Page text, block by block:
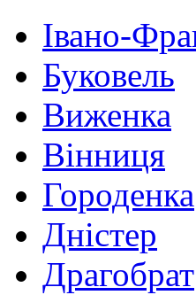
Івано-
Буковель
Виженка
Вінниця
Городенка
Дністер
Драгобрат